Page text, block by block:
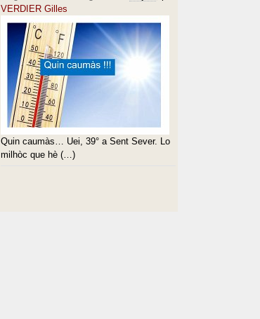
VERDIER Gilles
Quin caumàs… Uei, 39° a Sent Sever. Lo
milhòc que hè (…)